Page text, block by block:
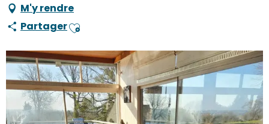
M'y rendre
PartagerAjouter aux favoris